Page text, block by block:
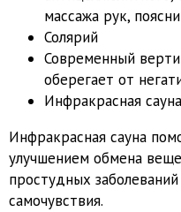
массажа рук,
Солярий
Современный
оберегает от
Инфракрасная сауна
Инфракрасная сауна
улучшением обмена
простудных
самочувствия.